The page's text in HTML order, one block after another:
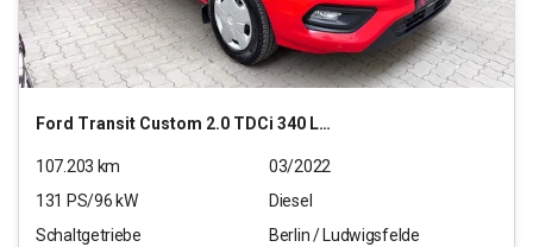
Ford Transit Custom 2.0 TDCi 340 L2 Trend
107.203 km
03/2022
131 PS/96 kW
Diesel
Schaltgetriebe
Berlin / Ludwigsfelde